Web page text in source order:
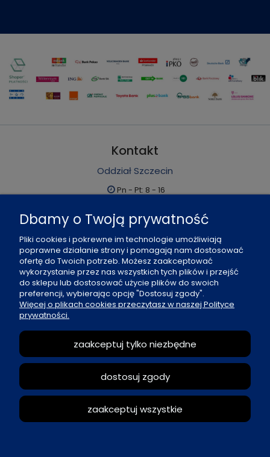
Kontakt
Oddział Szczecin
Pn - Pt: 8 - 16
91 484 07 06
biuro@office-land.pl
Fax: 91 484 49 27
O nas
Zasady sprzedaży
Reklamacje i zwroty
Moje konto
Dbamy o Twoją prywatność
Pliki cookies i pokrewne im technologie umożliwiają
poprawne działanie strony i pomagają nam dostosować
ofertę do Twoich potrzeb. Możesz zaakceptować
wykorzystanie przez nas wszystkich tych plików i przejść
do sklepu lub dostosować użycie plików do swoich
preferencji, wybierając opcję "Dostosuj zgody".
Więcej o plikach cookies przeczytasz w naszej Polityce
prywatności.
zaakceptuj tylko niezbędne
dostosuj zgody
zaakceptuj wszystkie